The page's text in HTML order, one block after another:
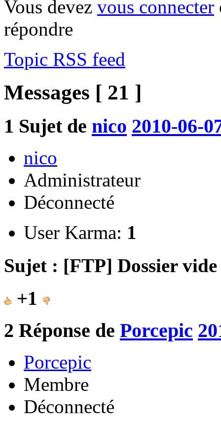
Vous devez vous connecter
répondre
Topic RSS feed
Messages [ 21 ]
1 Sujet de nico 2010-06-
nico
Administrateur
Déconnecté
User Karma: 1
Sujet : [FTP] Dossier
+1
2 Réponse de Porcepic
Porcepic
Membre
Déconnecté